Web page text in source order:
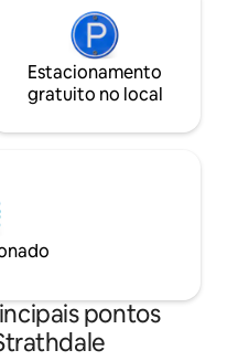
Estacionamento
gratuito no local
pontos